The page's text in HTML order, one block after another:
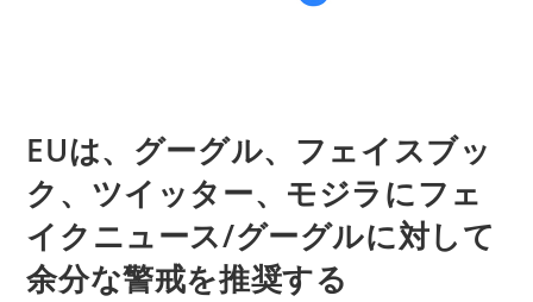
EUは、グーグル、フェイスブッ
ク、ツイッター、モジラにフェ
イクニュース/グーグルに対して
余分な警戒を推奨する